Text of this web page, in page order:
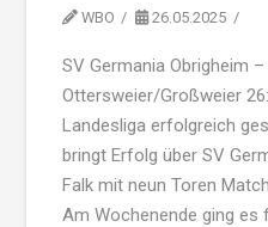
WBO 26.05.2025
SV Germania Obrigheim –
Ottersweier/Großweier
Landesliga erfolgreich
bringt Erfolg über SV
Falk mit neun Toren
Am Wochenende ging es